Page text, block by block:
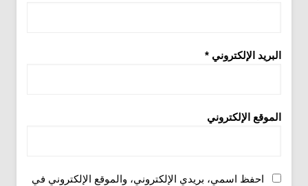
البريد الإلكتروني *
الموقع الإلكتروني
احفظ اسمي، بريدي الإلكتروني، والموقع الإلكتروني في